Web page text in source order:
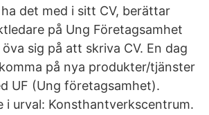
det med i sitt CV, berättar
på Ung Företagsamhet
sig på att skriva CV. En dag
på nya produkter/tjänster
UF (Ung företagsamhet).
i urval: Konsthantverkscentrum.